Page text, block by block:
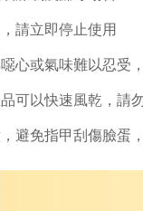
請立即停止使用
心或氣味難以忍受
可以快速風乾，請
避免指甲刮傷臉蛋